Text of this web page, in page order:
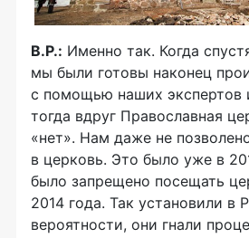
В.Р.: Именно так. Когда
мы были готовы наконец
с помощью наших экспертов
тогда вдруг Православная
«нет». Нам даже не
в церковь. Это было уже в
было запрещено посещать
2014 года. Так установили в
вероятности, они гнали